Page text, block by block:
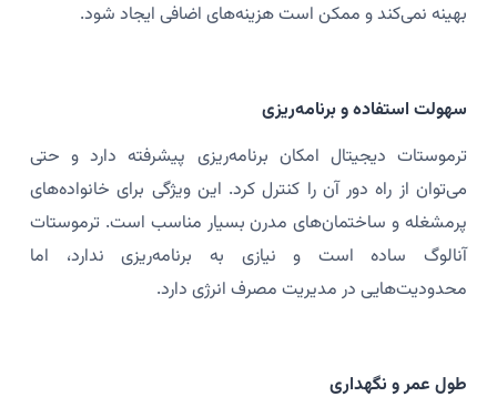
بهینه نمی‌کند و ممکن است هزینه‌های اضافی ایجاد شود.
سهولت استفاده و برنامه‌ریزی
ترموستات دیجیتال امکان برنامه‌ریزی پیشرفته دارد و حتی
می‌توان از راه دور آن را کنترل کرد. این ویژگی برای خانواده‌های
پرمشغله و ساختمان‌های مدرن بسیار مناسب است. ترموستات
آنالوگ ساده است و نیازی به برنامه‌ریزی ندارد، اما
محدودیت‌هایی در مدیریت مصرف انرژی دارد.
طول عمر و نگهداری